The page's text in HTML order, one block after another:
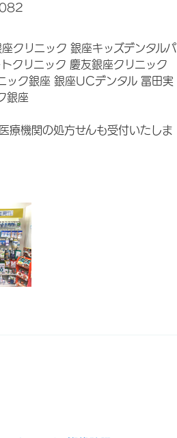
クリニック 銀座キッズデンタルパ
クリニック 慶友銀座クリニック
ック銀座 銀座UCデンタル 冨田実
銀座
療機関の処方せんも受付いたしま